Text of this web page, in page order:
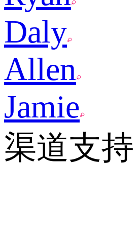
Daly
Allen
Jamie
渠道支持